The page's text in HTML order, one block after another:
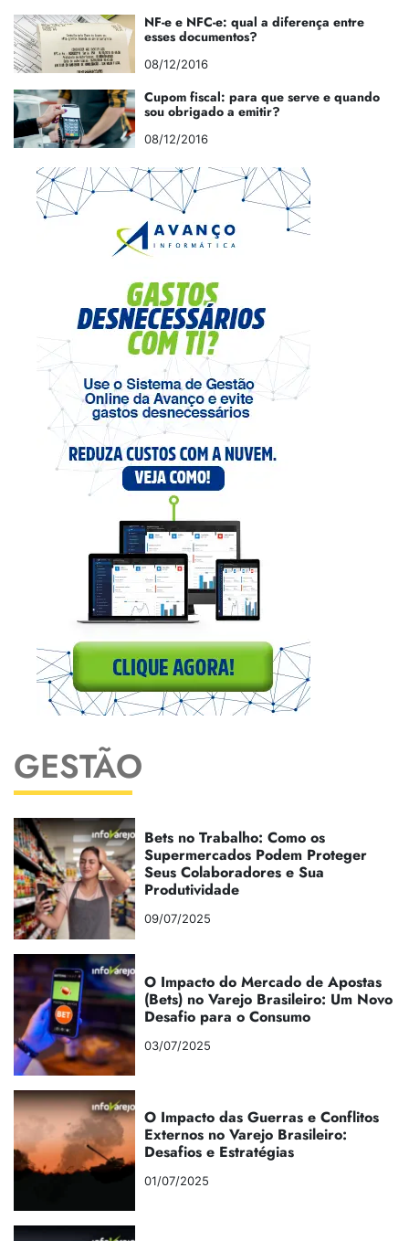
NF-e e NFC-e: qual a diferença entre
esses documentos?
08/12/2016
Cupom fiscal: para que serve e quando
sou obrigado a emitir?
08/12/2016
GESTÃO
Bets no Trabalho: Como os
Supermercados Podem Proteger
Seus Colaboradores e Sua
Produtividade
09/07/2025
O Impacto do Mercado de Apostas
(Bets) no Varejo Brasileiro: Um Novo
Desafio para o Consumo
03/07/2025
O Impacto das Guerras e Conflitos
Externos no Varejo Brasileiro:
Desafios e Estratégias
01/07/2025